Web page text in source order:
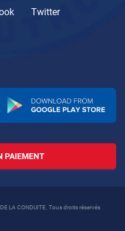
Twitter
PAIEMENT
LA CONDUITE. Tous droits réservés